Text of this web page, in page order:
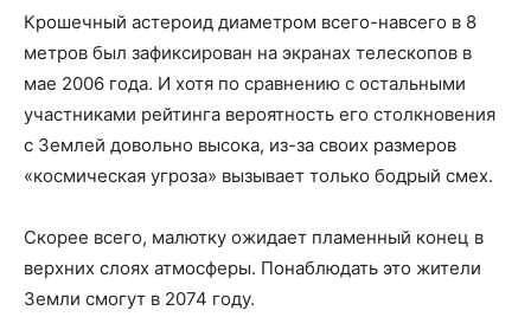
Крошечный астероид диаметром всего-навсего в 8
метров был зафиксирован на экранах телескопов в
мае 2006 года. И хотя по сравнению с остальными
участниками рейтинга вероятность его столкновения
с Землей довольно высока, из-за своих размеров
«космическая угроза» вызывает только бодрый смех.
Скорее всего, малютку ожидает пламенный конец в
верхних слоях атмосферы. Понаблюдать это жители
Земли смогут в 2074 году.